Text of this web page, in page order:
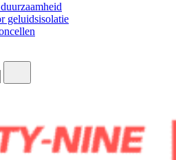
geluidsisolatie